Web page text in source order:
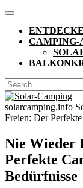
Skip
content
Open
Button
CAMPING-
CLOSE
BUTTON
Search
for:
solarcamping.info
Freien: Der
Nie Wieder
Perfekte
Bedürfnisse